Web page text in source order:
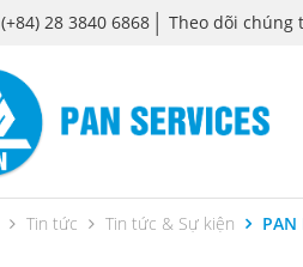
(+84) 28 3840 6868 Theo dõi chúng
Tin tức Tin tức & Sự kiện